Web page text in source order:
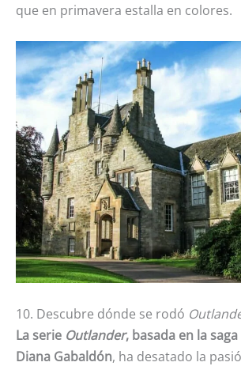
que en primavera estalla en colores.
10. Descubre dónde se rodó
La serie Outlander, basada en la
Diana Gabaldón, ha desatado la